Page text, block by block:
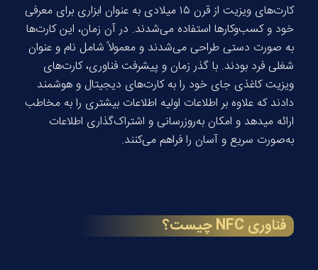
کارت‌های ویزیت از قرن ۱۵ میلادی به عنوان ابزاری برای معرفی
خود و کسب‌وکارها استفاده می‌شدند. در آن زمان، این کارت‌ها
به صورت دستی طراحی می‌شدند و معمولاً شامل نام و عنوان
شغلی فرد بودند. با گذر زمان و پیشرفت فناوری، کارت‌های
ویزیت کاغذی جای خود را به کارت‌های دیجیتال و هوشمند
دادند که علاوه بر اطلاعات اولیه اطلاعات بیشتری را به مخاطب
ارائه میدهد و امکان به‌روزرسانی و اشتراک‌گذاری اطلاعات
به‌صورت سریع و آسان را فراهم می‌کنند.
فناوری NFC چیست؟